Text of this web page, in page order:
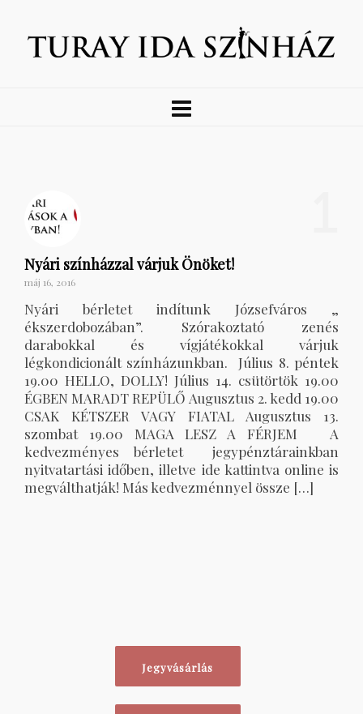
Nyári színházzal várjuk Önöket!
máj 16, 2016
Nyári bérletet indítunk Józsefváros „
ékszerdobozában”. Szórakoztató zenés
darabokkal és vígjátékokkal várjuk
légkondicionált színházunkban. Július 8. péntek
19.00 HELLO, DOLLY! Július 14. csütörtök 19.00
ÉGBEN MARADT REPÜLŐ Augusztus 2. kedd 19.00
CSAK KÉTSZER VAGY FIATAL Augusztus 13.
szombat 19.00 MAGA LESZ A FÉRJEM A
kedvezményes bérletet jegypénztárainkban
nyitvatartási időben, illetve ide kattintva online is
megválthatják! Más kedvezménnyel össze […]
Jegyvásárlás